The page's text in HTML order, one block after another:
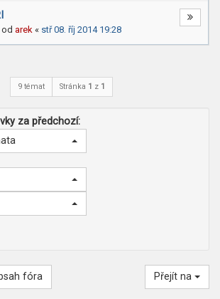
arek « stř 08. říj 2014 19:28
9 témat Stránka 1 z 1
za předchozí:
fóra Přejít na